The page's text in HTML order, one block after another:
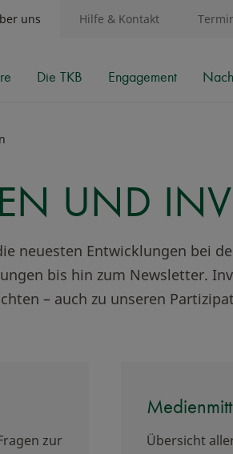
uns
Die TKB Engagement
Hilfe & Kontakt
UND
neuesten Entwicklungen bei
bis hin zum Newsletter.
– auch zu unseren
zur
Übersicht